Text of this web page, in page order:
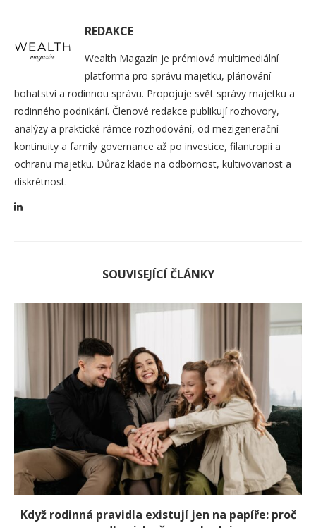
REDAKCE
Wealth Magazín je prémiová multimediální
platforma pro správu majetku, plánování
bohatství a rodinnou správu. Propojuje svět správy majetku a
rodinného podnikání. Členové redakce publikují rozhovory,
analýzy a praktické rámce rozhodování, od mezigenerační
kontinuity a family governance až po investice, filantropii a
ochranu majetku. Důraz klade na odbornost, kultivovanost a
diskrétnost.
SOUVISEJÍCÍ ČLÁNKY
Když rodinná pravidla existují jen na papíře: proč